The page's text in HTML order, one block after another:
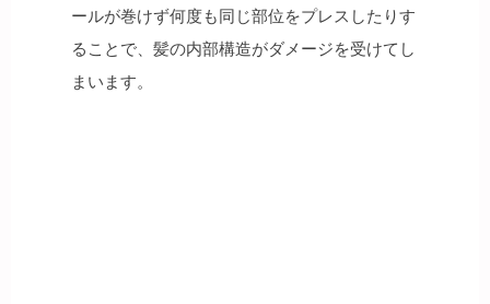
ールが巻けず何度も同じ部位をプレスしたりす
ることで、髪の内部構造がダメージを受けてし
まいます。